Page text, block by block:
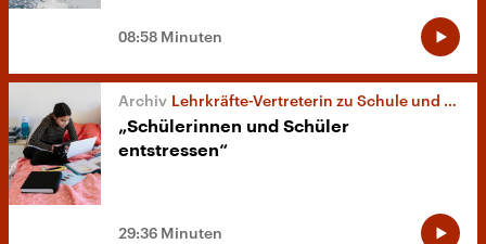
08:58 Minuten
Lehrkräfte-Vertreterin zu Schule und Corona
„Schülerinnen und Schüler
entstressen“
29:36 Minuten